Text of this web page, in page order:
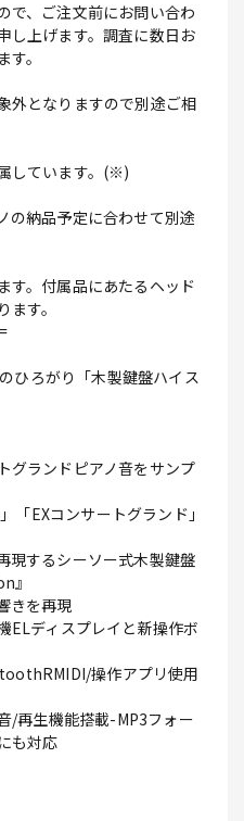
で、ご注文前にお問い合わ
し上げます。調査に数日お
。
外となりますので別途ご相
しています。(※)
の納品予定に合わせて別途
す。付属品にあたるヘッド
す。
ひろがり「木製鍵盤ハイス
グランドピアノ音をサンプ
「EXコンサートグランド」
現するシーソー式木製鍵盤
』
きを再現
ELディスプレイと新操作ボ
操作アプリ使用
/再生機能搭載-MP3フォー
も対応